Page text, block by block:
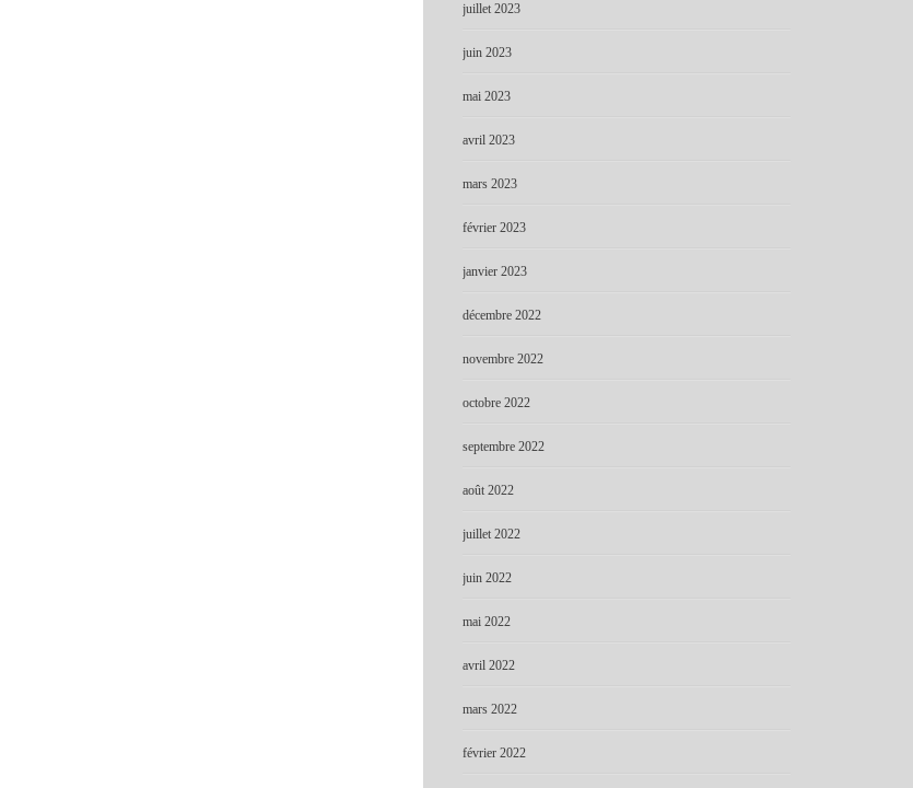
juillet 2023
juin 2023
mai 2023
avril 2023
mars 2023
février 2023
janvier 2023
décembre 2022
novembre 2022
octobre 2022
septembre 2022
août 2022
juillet 2022
juin 2022
mai 2022
avril 2022
mars 2022
février 2022